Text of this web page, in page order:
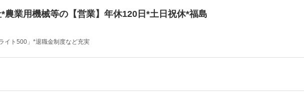
農業用機械等の【営業】年休120日*土日祝休*福島
イト500」*退職金制度など充実